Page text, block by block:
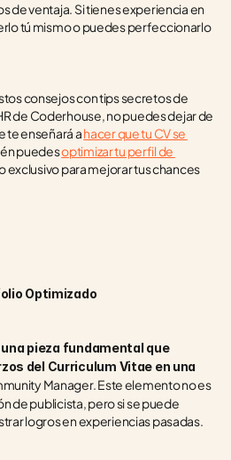
de ventaja. Si tienes experiencia en
tú mismo o puedes perfeccionarlo
consejos con tips secretos de
de Coderhouse, no puedes dejar de
te enseñará a hacer que tu CV se
puedes optimizar tu perfil de
exclusivo para mejorar tus chances
Optimizado
pieza fundamental que
del Curriculum Vitae en una
Manager. Este elemento no es
de publicista, pero si se puede
logros en experiencias pasadas.